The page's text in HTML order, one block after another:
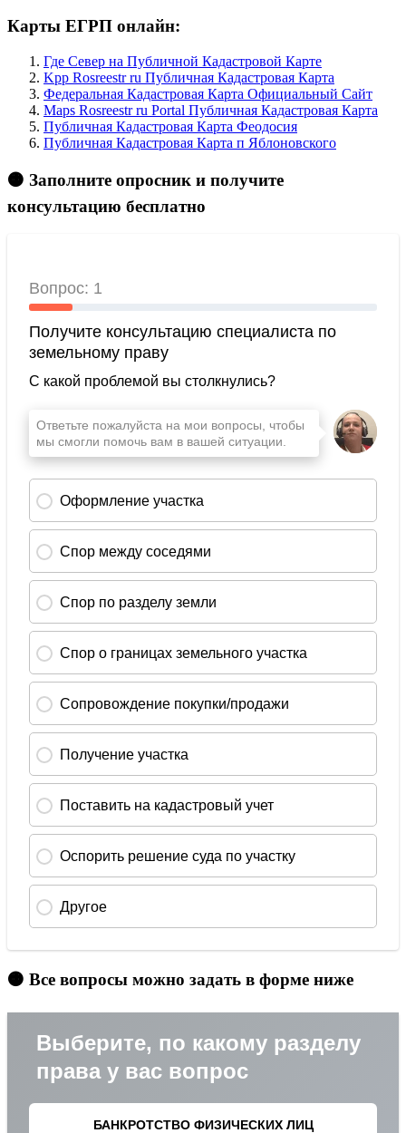
Карты ЕГРП онлайн:
Где Север на Публичной Кадастровой Карте
Kpp Rosreestr ru Публичная Кадастровая Карта
Федеральная Кадастровая Карта Официальный Сайт
Maps Rosreestr ru Portal Публичная Кадастровая Карта
Публичная Кадастровая Карта Феодосия
Публичная Кадастровая Карта п Яблоновского
🟠 Заполните опросник и получите
консультацию бесплатно
🟠 Все вопросы можно задать в форме ниже